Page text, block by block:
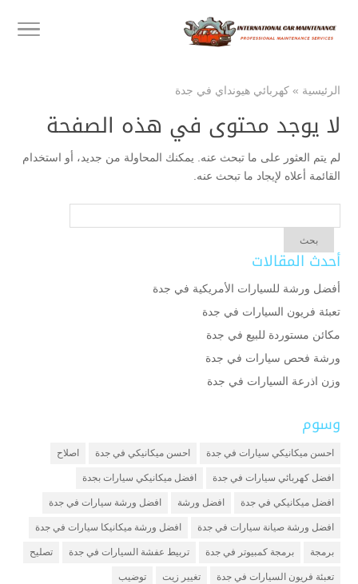
الرئيسية » كهربائي هيونداي في جدة
لا يوجد محتوى في هذه الصفحة
لم يتم العثور على ما تبحث عنه. يمكنك المحاولة من جديد، أو استخدام
القائمة أعلاه لإيجاد ما تبحث عنه.
أحدث المقالات
أفضل ورشة للسيارات الأمريكية في جدة
تعبئة فريون السيارات في جدة
مكائن مستوردة للبيع في جدة
ورشة فحص سيارات في جدة
وزن اذرعة السيارات في جدة
وسوم
احسن ميكانيكي سيارات في جدة احسن ميكانيكي في جدة اصلاح
افضل كهربائي سيارات في جدة افضل ميكانيكي سيارات بجدة
افضل ميكانيكي في جدة افضل ورشة افضل ورشة سيارات في جدة
افضل ورشة صيانة سيارات في جدة افضل ورشة ميكانيكا سيارات في جدة
برمجة برمجة كمبيوتر في جدة تربيط عفشة السيارات في جدة تصليح
تعبئة فريون السيارات في جدة تغيير زيت توضيب